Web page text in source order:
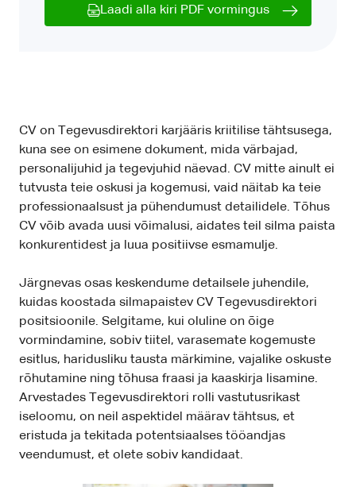
Laadi alla kiri PDF vormingus
CV on Tegevusdirektori karjääris kriitilise tähtsusega,
kuna see on esimene dokument, mida värbajad,
personalijuhid ja tegevjuhid näevad. CV mitte ainult ei
tutvusta teie oskusi ja kogemusi, vaid näitab ka teie
professionaalsust ja pühendumust detailidele. Tõhus
CV võib avada uusi võimalusi, aidates teil silma paista
konkurentidest ja luua positiivse esmamulje.
Järgnevas osas keskendume detailsele juhendile,
kuidas koostada silmapaistev CV Tegevusdirektori
positsioonile. Selgitame, kui oluline on õige
vormindamine, sobiv tiitel, varasemate kogemuste
esitlus, haridusliku tausta märkimine, vajalike oskuste
rõhutamine ning tõhusa fraasi ja kaaskirja lisamine.
Arvestades Tegevusdirektori rolli vastutusrikast
iseloomu, on neil aspektidel määrav tähtsus, et
eristuda ja tekitada potentsiaalses tööandjas
veendumust, et olete sobiv kandidaat.